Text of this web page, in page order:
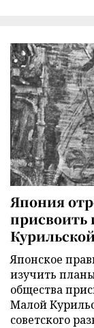
Япония
присвоить
Японское
изучить
общества
Малой
советского